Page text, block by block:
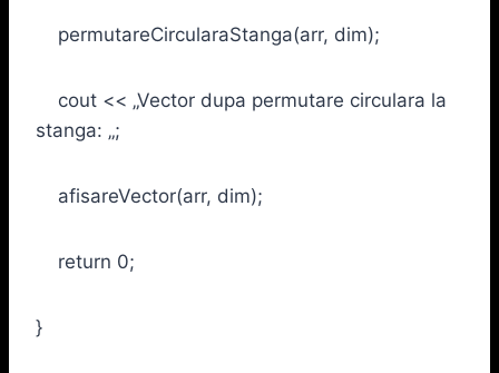
permutareCircularaStanga(arr, dim);
cout << „Vector dupa permutare circulara la
stanga: „;
afisareVector(arr, dim);
return 0;
}